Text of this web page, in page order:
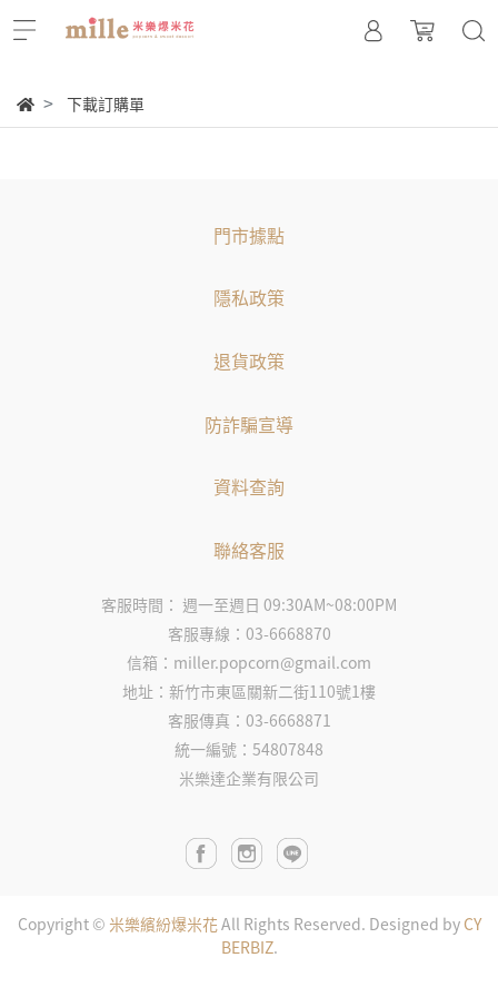
下載訂購單
門市據點
隱私政策
退貨政策
防詐騙宣導
資料查詢
聯絡客服
客服時間： 週一至週日 09:30AM~08:00PM
客服專線：03-6668870
信箱：miller.popcorn@gmail.com
地址：新竹市東區關新二街110號1樓
客服傳真：03-6668871
統一編號：54807848
米樂達企業有限公司
Copyright © 米樂繽紛爆米花 All Rights Reserved. Designed byCY
BERBIZ.